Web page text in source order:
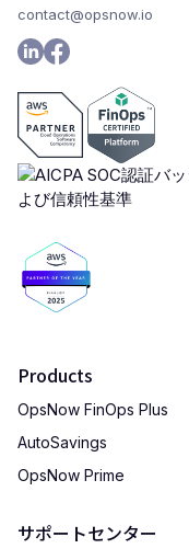
contact@opsnow.io
Products
OpsNow FinOps Plus
AutoSavings
OpsNow Prime
サポートセンター